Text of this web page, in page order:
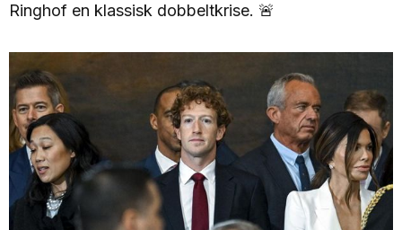
Ringhof en klassisk dobbeltkrise. 🚨